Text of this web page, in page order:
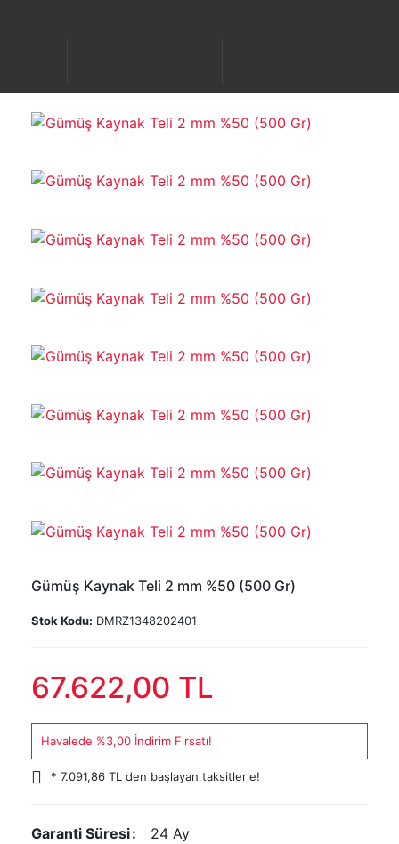
Gümüş Kaynak Teli 2 mm %50 (500 Gr)
Stok Kodu: DMRZ1348202401
67.622,00 TL
Havalede %3,00 İndirim Fırsatı!
* 7.091,86 TL den başlayan taksitlerle!
Garanti Süresi
24 Ay